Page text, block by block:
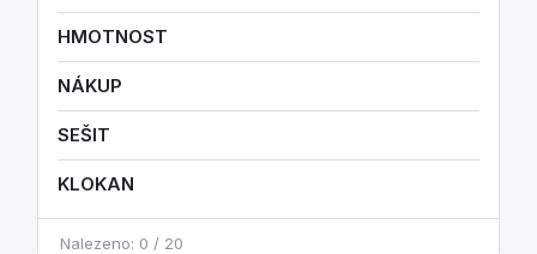
HMOTNOST
NÁKUP
SEŠIT
KLOKAN
Nalezeno: 0 / 20